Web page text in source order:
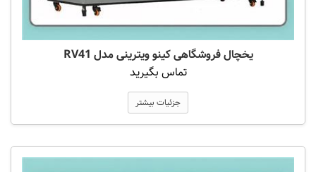
یخچال فروشگاهی کینو ویترینی مدل RV41
تماس بگیرید
جزئیات بیشتر